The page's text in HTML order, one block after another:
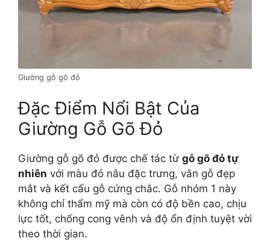
Giường gỗ gõ đỏ
Đặc Điểm Nổi Bật Của
Giường Gỗ Gõ Đỏ
Giường gỗ gõ đỏ được chế tác từ gỗ gõ đỏ tự
nhiên với màu đỏ nâu đặc trưng, vân gỗ đẹp
mắt và kết cấu gỗ cứng chắc. Gỗ nhóm 1 này
không chỉ thẩm mỹ mà còn có độ bền cao, chịu
lực tốt, chống cong vênh và độ ổn định tuyệt vời
theo thời gian.